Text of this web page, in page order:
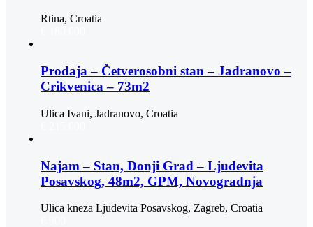
Rtina, Croatia
Prodaja – Četverosobni stan – Jadranovo –
Crikvenica – 73m2
Ulica Ivani, Jadranovo, Croatia
Najam – Stan, Donji Grad – Ljudevita
Posavskog, 48m2, GPM, Novogradnja
Ulica kneza Ljudevita Posavskog, Zagreb, Croatia